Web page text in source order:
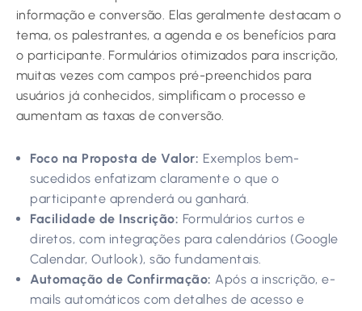
informação e conversão. Elas geralmente destacam o
tema, os palestrantes, a agenda e os benefícios para
o participante. Formulários otimizados para inscrição,
muitas vezes com campos pré-preenchidos para
usuários já conhecidos, simplificam o processo e
aumentam as taxas de conversão.
Foco na Proposta de Valor: Exemplos bem-
sucedidos enfatizam claramente o que o
participante aprenderá ou ganhará.
Facilidade de Inscrição: Formulários curtos e
diretos, com integrações para calendários (Google
Calendar, Outlook), são fundamentais.
Automação de Confirmação: Após a inscrição, e-
mails automáticos com detalhes de acesso e